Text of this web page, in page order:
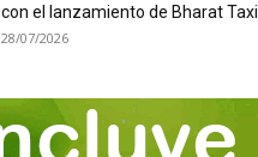
con el lanzamiento de Bharat Taxi
28/07/2026